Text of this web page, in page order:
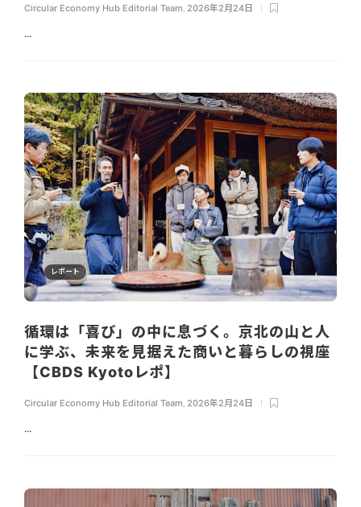
Circular Economy Hub Editorial Team 2026年2月24日
...
レポート
循環は「喜び」の中に息づく。京北の山と人
に学ぶ、未来を見据えた商いと暮らしの視座
【CBDS Kyotoレポ】
Circular Economy Hub Editorial Team 2026年2月24日
...